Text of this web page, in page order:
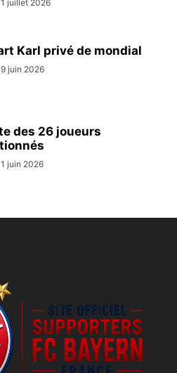
1 juillet 2026
Karl privé de mondial
9 juin 2026
des 26 joueurs
1 juin 2026